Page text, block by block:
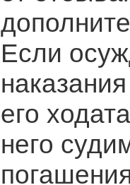
Если
его
него